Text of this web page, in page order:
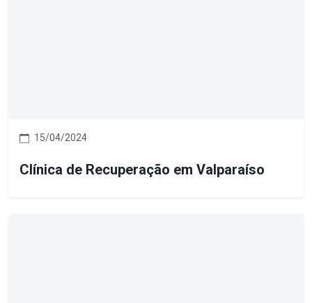
15/04/2024
Clínica de Recuperação em Valparaíso